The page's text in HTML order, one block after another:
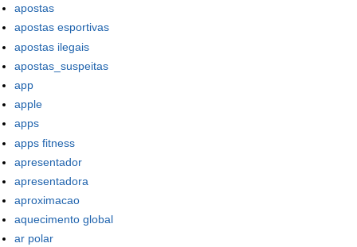
apostas
apostas esportivas
apostas ilegais
apostas_suspeitas
app
apple
apps
apps fitness
apresentador
apresentadora
aproximacao
aquecimento global
ar polar